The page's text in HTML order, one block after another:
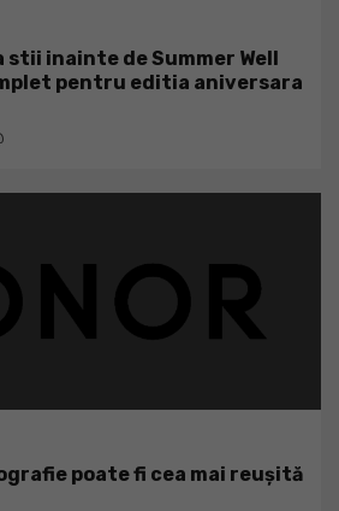
stii inainte de Summer Well
pentru editia aniversara
poate fi cea mai reușită